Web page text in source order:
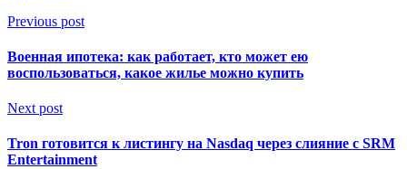
Previous post
Военная ипотека: как работает, кто может ею
воспользоваться, какое жилье можно купить
Next post
Tron готовится к листингу на Nasdaq через слияние с SRM
Entertainment